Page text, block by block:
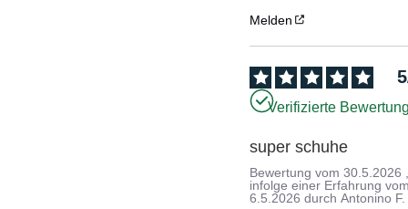
Melden
5
Verifizierte
super schuhe
Bewertung vom30.5.2026
infolge einer Erfahrung
6.5.2026 durchAntonino F.